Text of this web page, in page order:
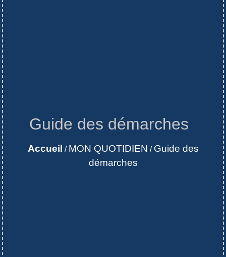
Guide des démarches
Accueil / MON QUOTIDIEN / Guide des
démarches